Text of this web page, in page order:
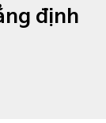
định